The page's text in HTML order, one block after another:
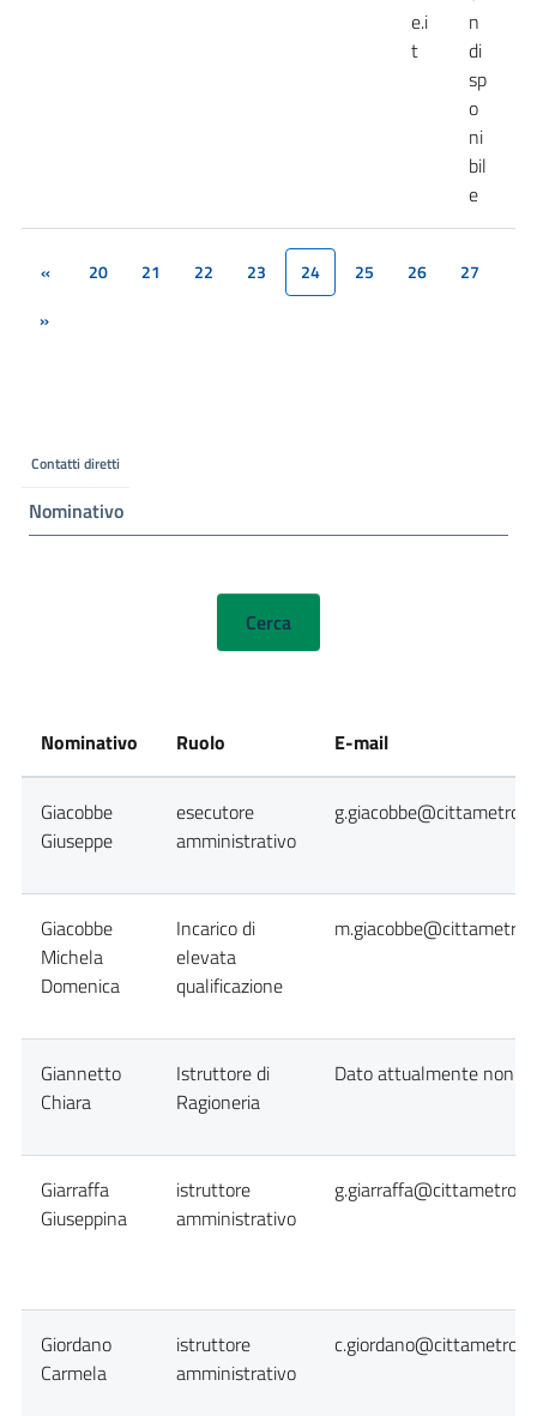
e.i
t
n
di
sp
o
ni
bil
e
« 20 21 22 23 24(current)
25 26
27
»
Contatti diretti
Nominativo
Nominativo Ruolo E-mail
Giacobbe
Giuseppe
esecutore
amministrativo
Giacobbe
Michela
Domenica
Incarico di
elevata
qualificazione
Giannetto
Chiara
Istruttore di
Ragioneria
Dato attualmente non
Giarraffa
Giuseppina
istruttore
amministrativo
Giordano
Carmela
istruttore
amministrativo